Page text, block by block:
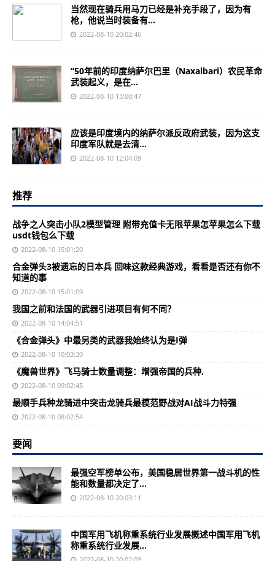
当然现在骑兵用马刀已经是补充手段了，因为有
枪，他说当时装备有...
2022-08-10 20:02:46
“50年前的印度纳萨尔巴里（Naxalbari）农民革命
武装起义，是在...
2022-08-10 13:00:47
应该是印度境内的纳萨尔派反政府武装，因为这支
印度军队就是去清...
2022-08-10 12:04:09
推荐
战争之人突击小队2模型管理 附带充值卡无限苹果怎苹果怎么下载
usdt钱包么下载
2022-08-10 15:01:20
合金弹头3被遗忘的日本兵 回味这款经典游戏，看看是否还有你不
知道的事
2022-08-10 15:01:09
我国之前和法国的武器引进项目有何不同？
2022-08-10 14:04:51
《合金弹头》中最另类的武器我始终认为是I弹
2022-08-10 10:03:30
《魔兽世界》飞马骑士数量调整：增强帝国的兵种,
2022-08-10 09:02:45
最顺手兵种龙骑进中突击龙骑兵最模范野战对AI战斗力特强
2022-08-10 08:02:54
要闻
最强空军榜单公布，美国稳居世界第一战斗机的性
能和数量都决定了...
2022-08-10 20:03:11
中国军用飞机称重系统行业发展概述中国军用飞机
称重系统行业发展...